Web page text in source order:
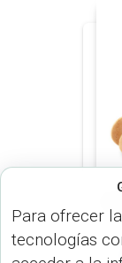
Para ofrecer
tecnologías